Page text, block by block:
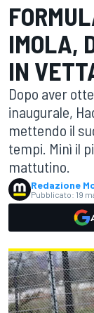
IMOLA,
IN
Dopo aver
inaugurale,
mettendo il
tempi. Minì il
mattutino.
Redazione
Pubblicato: 19